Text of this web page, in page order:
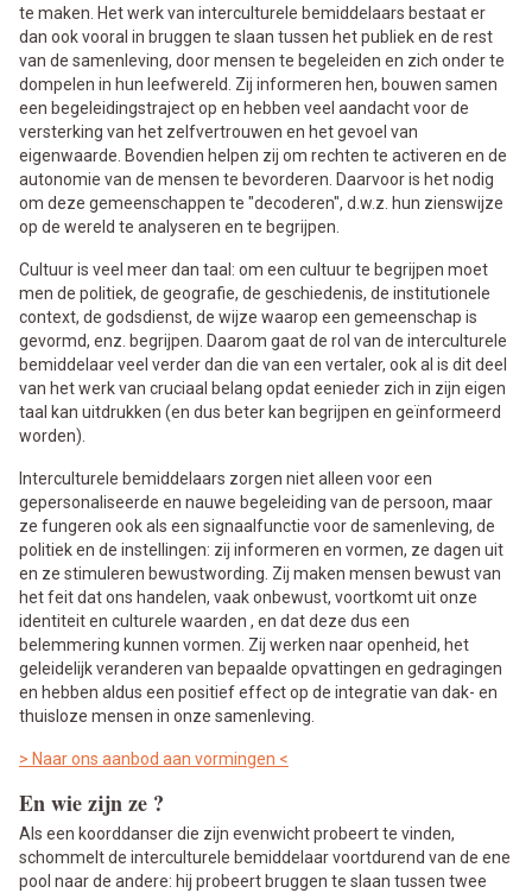
te maken. Het werk van interculturele bemiddelaars bestaat er
dan ook vooral in bruggen te slaan tussen het publiek en de rest
van de samenleving, door mensen te begeleiden en zich onder te
dompelen in hun leefwereld. Zij informeren hen, bouwen samen
een begeleidingstraject op en hebben veel aandacht voor de
versterking van het zelfvertrouwen en het gevoel van
eigenwaarde. Bovendien helpen zij om rechten te activeren en de
autonomie van de mensen te bevorderen. Daarvoor is het nodig
om deze gemeenschappen te "decoderen", d.w.z. hun zienswijze
op de wereld te analyseren en te begrijpen.
Cultuur is veel meer dan taal: om een cultuur te begrijpen moet
men de politiek, de geografie, de geschiedenis, de institutionele
context, de godsdienst, de wijze waarop een gemeenschap is
gevormd, enz. begrijpen. Daarom gaat de rol van de interculturele
bemiddelaar veel verder dan die van een vertaler, ook al is dit deel
van het werk van cruciaal belang opdat eenieder zich in zijn eigen
taal kan uitdrukken (en dus beter kan begrijpen en geïnformeerd
worden).
Interculturele bemiddelaars zorgen niet alleen voor een
gepersonaliseerde en nauwe begeleiding van de persoon, maar
ze fungeren ook als een signaalfunctie voor de samenleving, de
politiek en de instellingen: zij informeren en vormen, ze dagen uit
en ze stimuleren bewustwording. Zij maken mensen bewust van
het feit dat ons handelen, vaak onbewust, voortkomt uit onze
identiteit en culturele waarden , en dat deze dus een
belemmering kunnen vormen. Zij werken naar openheid, het
geleidelijk veranderen van bepaalde opvattingen en gedragingen
en hebben aldus een positief effect op de integratie van dak- en
thuisloze mensen in onze samenleving.
> Naar ons aanbod aan vormingen <
En wie zijn ze ?
Als een koorddanser die zijn evenwicht probeert te vinden,
schommelt de interculturele bemiddelaar voortdurend van de ene
pool naar de andere: hij probeert bruggen te slaan tussen twee